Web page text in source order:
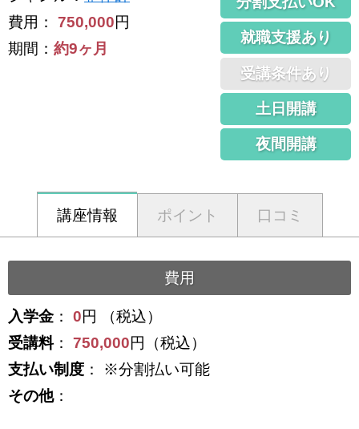
費用： 750,000円
期間： 約9ヶ月
就職支援あり
受講条件あり
土日開講
夜間開講
講座情報 ポイント 口コミ
費用
入学金 ： 0円 （税込）
受講料： 750,000円（税込）
支払い制度 ： ※分割払い可能
その他：